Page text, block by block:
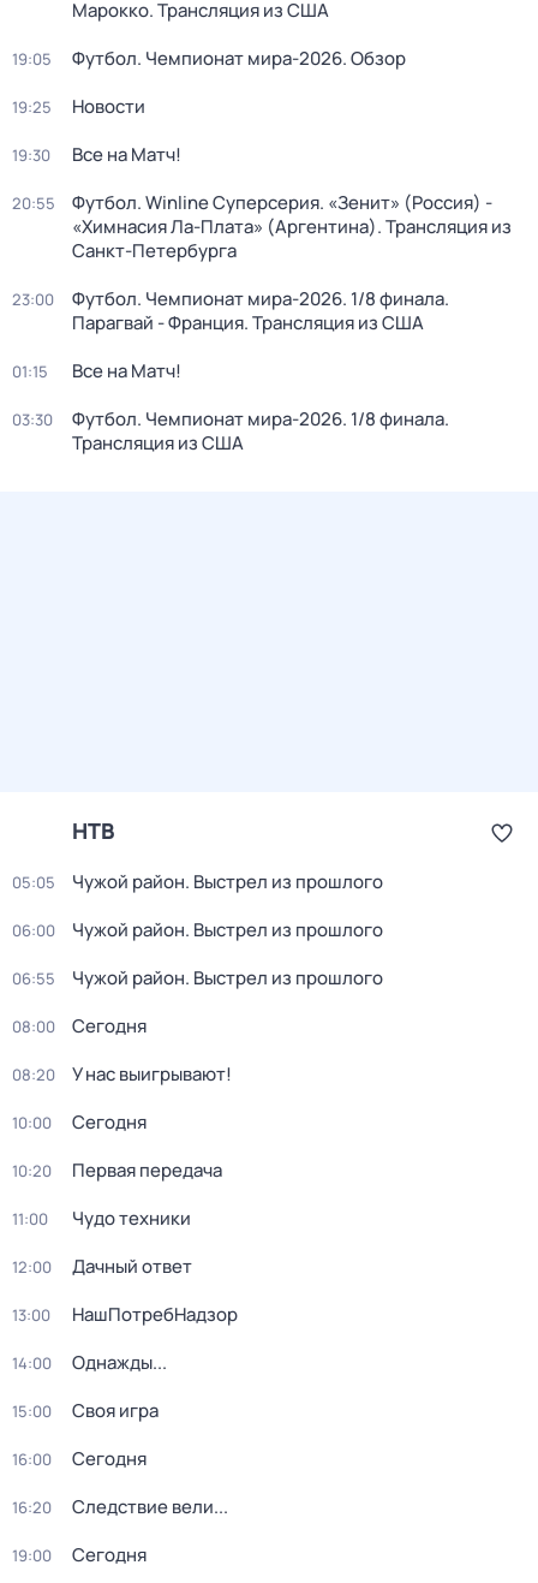
Марокко. Трансляция из США
19:05 Футбол. Чемпионат мира-2026. Обзор
19:25 Новости
19:30 Все на Матч!
20:55
Футбол. Winline Суперсерия. «Зенит» (Россия) -
«Химнасия Ла-Плата» (Аргентина). Трансляция из
Санкт-Петербурга
23:00
Футбол. Чемпионат мира-2026. 1/8 финала.
Парагвай - Франция. Трансляция из США
01:15 Все на Матч!
03:30
Футбол. Чемпионат мира-2026. 1/8 финала.
Трансляция из США
НТВ
05:05 Чужой район. Выстрел из прошлого
06:00 Чужой район. Выстрел из прошлого
06:55 Чужой район. Выстрел из прошлого
08:00 Сегодня
08:20 У нас выигрывают!
10:00 Сегодня
10:20 Первая передача
11:00 Чудо техники
12:00 Дачный ответ
13:00 НашПотребНадзор
14:00 Однажды...
15:00 Своя игра
16:00 Сегодня
16:20 Следствие вели...
19:00 Сегодня